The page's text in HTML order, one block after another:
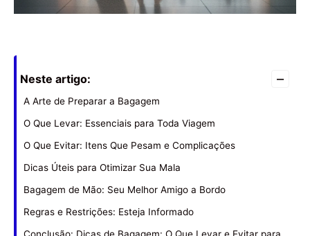
Neste artigo: –
A Arte de Preparar a Bagagem
O Que Levar: Essenciais para Toda Viagem
O Que Evitar: Itens Que Pesam e Complicações
Dicas Úteis para Otimizar Sua Mala
Bagagem de Mão: Seu Melhor Amigo a Bordo
Regras e Restrições: Esteja Informado
Conclusão: Dicas de Bagagem: O Que Levar e Evitar para